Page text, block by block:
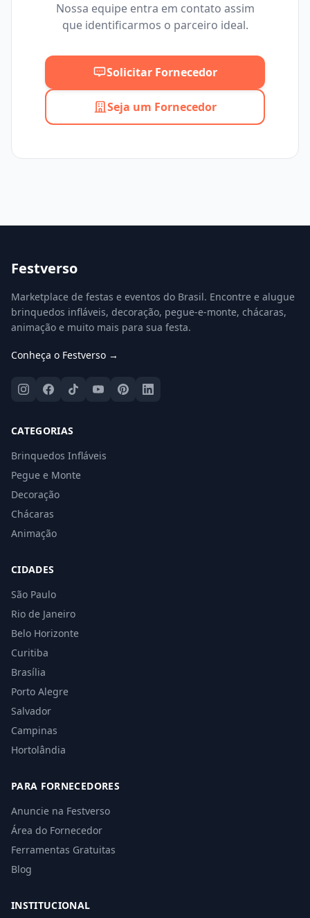
Nossa equipe entra em contato assim
que identificarmos o parceiro ideal.
Solicitar Fornecedor
Seja um Fornecedor
Festverso
Marketplace de festas e eventos do Brasil. Encontre e alugue
brinquedos infláveis, decoração, pegue-e-monte, chácaras,
animação e muito mais para sua festa.
Conheça o Festverso →
CATEGORIAS
Brinquedos Infláveis
Pegue e Monte
Decoração
Chácaras
Animação
CIDADES
São Paulo
Rio de Janeiro
Belo Horizonte
Curitiba
Brasília
Porto Alegre
Salvador
Campinas
Hortolândia
PARA FORNECEDORES
Anuncie na Festverso
Área do Fornecedor
Ferramentas Gratuitas
Blog
INSTITUCIONAL